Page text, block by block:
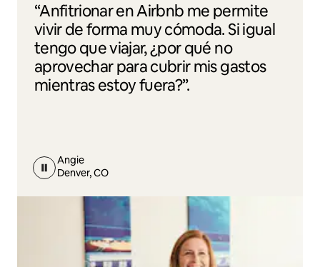
“Anfitrionar en Airbnb me permite
vivir de forma muy cómoda. Si igual
tengo que viajar, ¿por qué no
aprovechar para cubrir mis gastos
mientras estoy fuera?”.
Angie
Denver, CO